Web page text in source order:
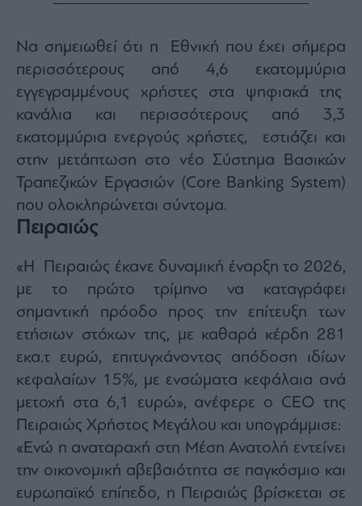
Να σημειωθεί ότι η Εθνική που έχει σήμερα
περισσότερους από 4,6 εκατομμύρια
εγγεγραμμένους χρήστες στα ψηφιακά της
κανάλια και περισσότερους από 3,3
εκατομμύρια ενεργούς χρήστες, εστιάζει και
στην μετάπτωση στο νέο Σύστημα Βασικών
Τραπεζικών Εργασιών (Core Banking System)
που ολοκληρώνεται σύντομα.
Πειραιώς
«Η Πειραιώς έκανε δυναμική έναρξη το 2026,
με το πρώτο τρίμηνο να καταγράφει
σημαντική πρόοδο προς την επίτευξη των
ετήσιων στόχων της, με καθαρά κέρδη 281
εκα.τ ευρώ, επιτυγχάνοντας απόδοση ιδίων
κεφαλαίων 15%, με ενσώματα κεφάλαια ανά
μετοχή στα 6,1 ευρώ», ανέφερε ο CEO της
Πειραιώς Χρήστος Μεγάλου και υπογράμμισε:
«Ενώ η αναταραχή στη Μέση Ανατολή εντείνει
την οικονομική αβεβαιότητα σε παγκόσμιο και
ευρωπαϊκό επίπεδο, η Πειραιώς βρίσκεται σε